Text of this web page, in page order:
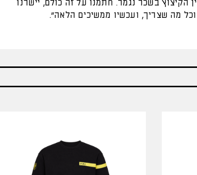
הקיצוץ בשכר נגמר. חתמנו על זה כולם, יישרנו
וכל מה שצריך, ועכשיו ממשיכים הלאה".